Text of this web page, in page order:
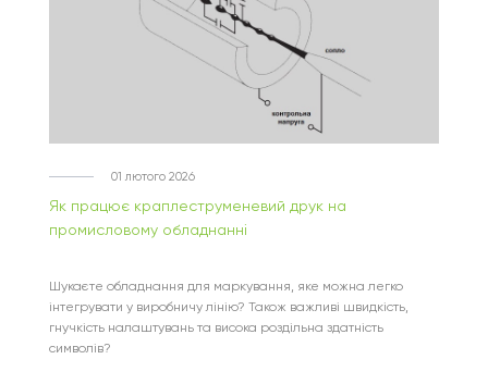
01 лютого 2026
Як працює краплеструменевий друк на
промисловому обладнанні
Шукаєте обладнання для маркування, яке можна легко
інтегрувати у виробничу лінію? Також важливі швидкість,
гнучкість налаштувань та висока роздільна здатність
символів?